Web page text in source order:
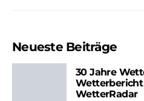
Neueste Beiträge
30 Jahre
WetterRadar